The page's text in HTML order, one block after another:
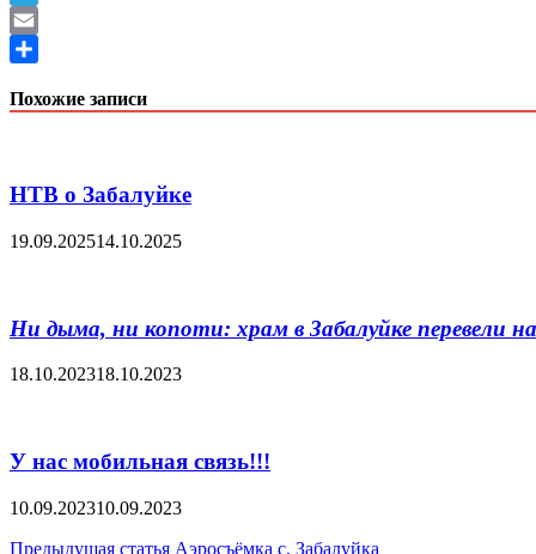
Telegram
Email
Похожие записи
НТВ о Забалуйке
19.09.202514.10.2025
Ни дыма, ни копоти: храм в
18.10.202318.10.2023
У нас мобильная связь!!!
10.09.202310.09.2023
Предыдущая статья Аэросъёмка с. Забалуйка